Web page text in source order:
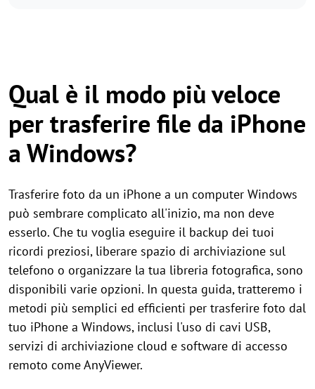
Qual è il modo più veloce
per trasferire file da iPhone
a Windows?
Trasferire foto da un iPhone a un computer Windows
può sembrare complicato all'inizio, ma non deve
esserlo. Che tu voglia eseguire il backup dei tuoi
ricordi preziosi, liberare spazio di archiviazione sul
telefono o organizzare la tua libreria fotografica, sono
disponibili varie opzioni. In questa guida, tratteremo i
metodi più semplici ed efficienti per trasferire foto dal
tuo iPhone a Windows, inclusi l'uso di cavi USB,
servizi di archiviazione cloud e software di accesso
remoto come AnyViewer.